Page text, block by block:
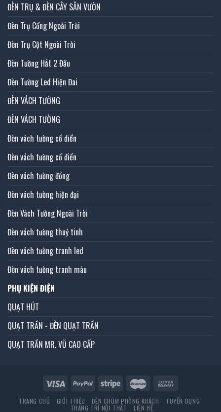
ĐÈN TRỤ & ĐÈN CÂY SÂN VƯỜN
Đèn Trụ Cổng Ngoài Trời
Đèn Trụ Cột Ngoài Trời
Đèn Tường Hắt 2 Đầu
Đèn Tường Led Hiện Đai
ĐÈN VÁCH TƯỜNG
ĐÈN VÁCH TƯỜNG
Đèn vách tường cổ điển
Đèn vách tường cổ điển
Đèn vách tường đồng
Đèn vách tường hiện đại
Đèn Vách Tường Ngoài Trời
Đèn vách tường thuỷ tinh
Đèn vách tường tranh led
Đèn vách tường tranh màu
PHỤ KIỆN ĐIỆN
QUẠT HÚT
QUẠT TRẦN - ĐÈN QUẠT TRẦN
QUẠT TRẦN MR. VŨ CAO CẤP
TRANG CHỦ GIỚI THIỆU ĐÈN CHÙM PHÒNG KHÁCH TUYỂN DỤNG
TRANG TRÍ NỘI THẤT LIÊN HỆ